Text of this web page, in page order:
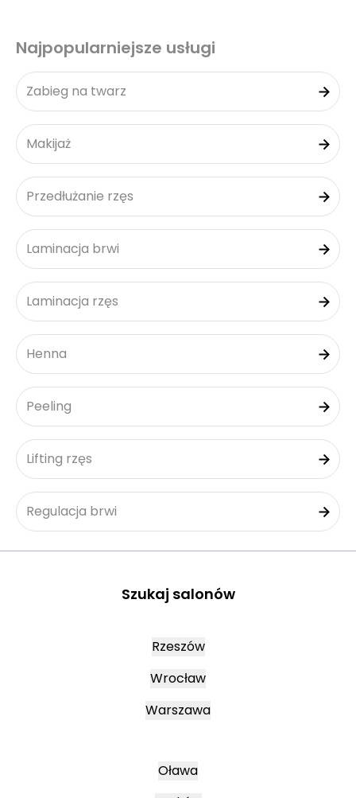
Najpopularniejsze usługi
Zabieg na twarz
Makijaż
Przedłużanie rzęs
Laminacja brwi
Laminacja rzęs
Henna
Peeling
Lifting rzęs
Regulacja brwi
Szukaj salonów
Rzeszów
Wrocław
Warszawa
Oława